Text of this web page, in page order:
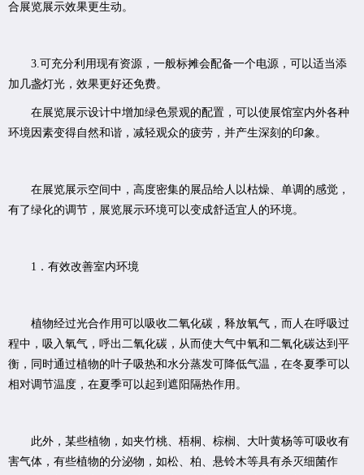
合展览展示效果更生动。
3.可充分利用现有资源，一般标摊会配备一个电源，可以适当添
加几盏灯光，效果更好还免费。
在展览展示设计中增加绿色景观的配置，可以使展馆室内外各种
环境因素变得自然和谐，减轻观众的疲劳，并产生深刻的印象。
在展览展示空间中，高度密集的展品给人以枯燥、单调的感觉，
有了绿化的调节，展览展示环境可以变成舒适宜人的环境。
1．有效改善室内环境
植物经过光合作用可以吸收二氧化碳，释放氧气，而人在呼吸过
程中，吸入氧气，呼出二氧化碳，从而使大气中氧和二氧化碳达到平
衡，同时通过植物的叶子吸热和水分蒸发可降低气温，在冬夏季可以
相对调节温度，在夏季可以起到遮阳隔热作用。
此外，某些植物，如夹竹桃、梧桐、棕榈、大叶黄杨等可吸收有
害气体，有些植物的分泌物，如松、柏、悬铃木等具有杀灭细菌作